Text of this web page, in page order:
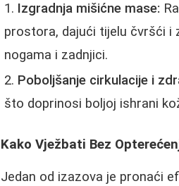
Izgradnja mišićne mase:
prostora, dajući tijelu čvršći i
nogama i zadnjici.
Poboljšanje cirkulacije i
što doprinosi boljoj ishrani
Kako Vježbati Bez
Jedan od izazova je pronaći